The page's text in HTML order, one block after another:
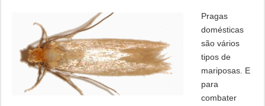
Pragas
domésticas
são vários
tipos de
mariposas. E
para
combater